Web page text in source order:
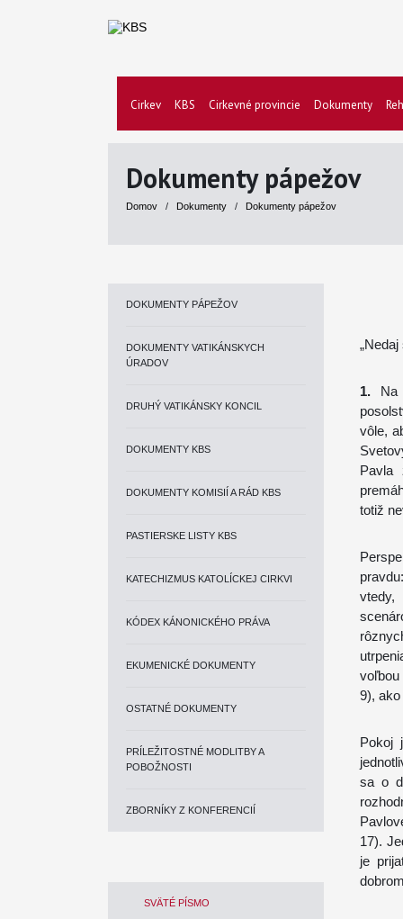
Cirkev KBS Cirkevné provincie Dokumenty
Dokumenty pápežov
Domov / Dokumenty / Dokumenty pápežov
DOKUMENTY PÁPEŽOV
DOKUMENTY VATIKÁNSKYCH
ÚRADOV
DRUHÝ VATIKÁNSKY KONCIL
DOKUMENTY KBS
DOKUMENTY KOMISIÍ A RÁD KBS
PASTIERSKE LISTY KBS
KATECHIZMUS KATOLÍCKEJ CIRKVI
KÓDEX KÁNONICKÉHO PRÁVA
EKUMENICKÉ DOKUMENTY
OSTATNÉ DOKUMENTY
PRÍLEŽITOSTNÉ MODLITBY A
POBOŽNOSTI
ZBORNÍKY Z KONFERENCIÍ
SVÄTÉ PÍSMO
1. Na
vôle,
totiž
9),
Pokoj
sa o
17).
je